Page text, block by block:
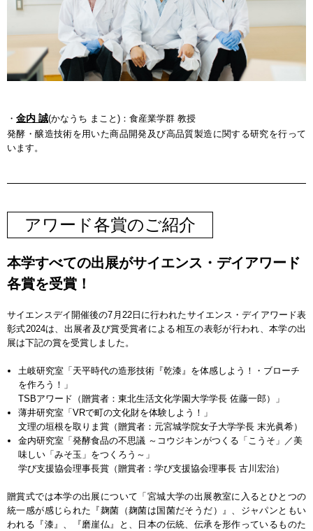
・ 金内 誠(かなうち まこと)：食産業学群 教授
発酵・醸造技術を用いた商品開発及び高品質製造に関する研究を行って
います。
アワード各賞のご紹介
本学すべての出展がサイエンス・デイアワード
各賞を受賞！
サイエンスデイ開催後の7月22日に行われたサイエンス・デイアワード表
彰式2024は、出展者及び賞受賞者による相互の表彰が行われ、本学の出
展は下記の賞を受賞しました。
土岐研究室「天平時代の造形技術『乾漆』を体感しよう！・ブローチ
を作ろう！」
TSBアワード（贈賞者：東北生活文化学園大学学長 佐藤一郎）」
薄井研究室「VRで町の文化財を体験しよう！」
文理の垣根を取りま賞（贈賞者：元宮城学院女子大学学長 末光眞希）
金内研究室「発酵食品の不思議 ～コウジキンがつくる「こうそ」／美
味しい「みそ玉」をつくろう～」
学び支援協会理事長賞（贈賞者：学び支援協会理事長 古川宏治）
贈賞式では本学の出展について「宮城大学の出展教室に入るとひとつの
統一感が感じられた『麹菌（麹菌は国菌だそうだ）』、ジャパンともい
われる『漆』、『磨崖仏』と、日本の伝統、伝承を形作っているものた